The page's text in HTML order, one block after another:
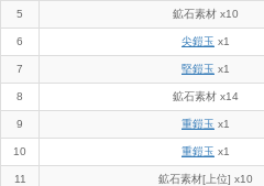
5 鉱石素材 x10
6 尖鎧玉 x1
7 堅鎧玉 x1
8 鉱石素材 x14
9 重鎧玉 x1
10 重鎧玉 x1
11 鉱石素材[上位] x10